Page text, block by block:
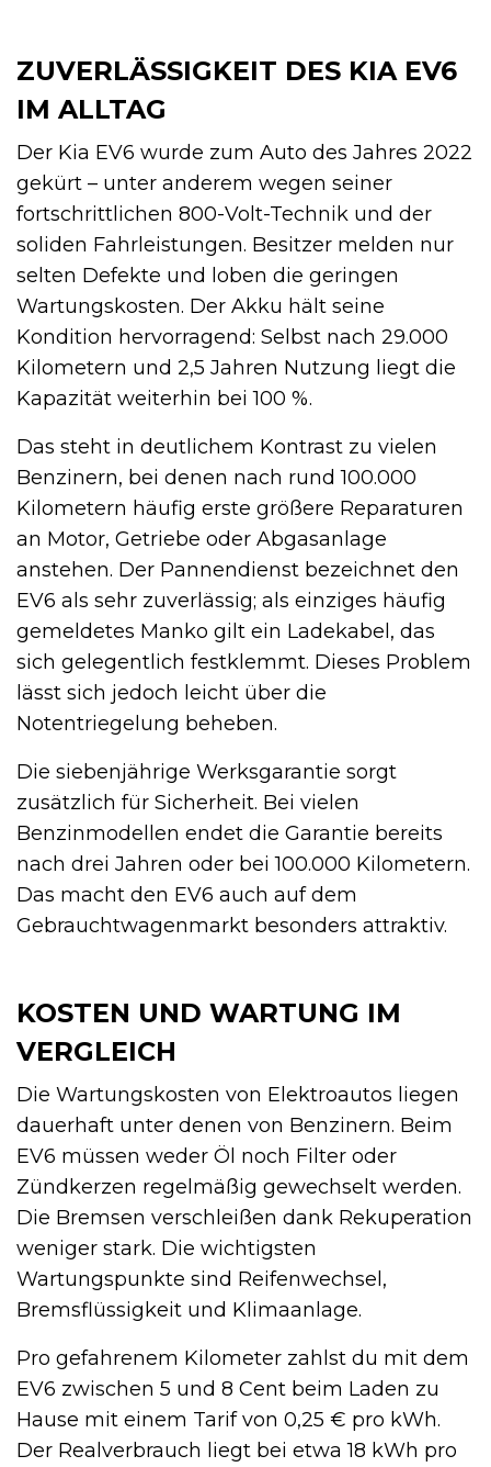
ZUVERLÄSSIGKEIT DES KIA EV6
IM ALLTAG
Der Kia EV6 wurde zum Auto des Jahres 2022
gekürt – unter anderem wegen seiner
fortschrittlichen 800-Volt-Technik und der
soliden Fahrleistungen. Besitzer melden nur
selten Defekte und loben die geringen
Wartungskosten. Der Akku hält seine
Kondition hervorragend: Selbst nach 29.000
Kilometern und 2,5 Jahren Nutzung liegt die
Kapazität weiterhin bei 100 %.
Das steht in deutlichem Kontrast zu vielen
Benzinern, bei denen nach rund 100.000
Kilometern häufig erste größere Reparaturen
an Motor, Getriebe oder Abgasanlage
anstehen. Der Pannendienst bezeichnet den
EV6 als sehr zuverlässig; als einziges häufig
gemeldetes Manko gilt ein Ladekabel, das
sich gelegentlich festklemmt. Dieses Problem
lässt sich jedoch leicht über die
Notentriegelung beheben.
Die siebenjährige Werksgarantie sorgt
zusätzlich für Sicherheit. Bei vielen
Benzinmodellen endet die Garantie bereits
nach drei Jahren oder bei 100.000 Kilometern.
Das macht den EV6 auch auf dem
Gebrauchtwagenmarkt besonders attraktiv.
KOSTEN UND WARTUNG IM
VERGLEICH
Die Wartungskosten von Elektroautos liegen
dauerhaft unter denen von Benzinern. Beim
EV6 müssen weder Öl noch Filter oder
Zündkerzen regelmäßig gewechselt werden.
Die Bremsen verschleißen dank Rekuperation
weniger stark. Die wichtigsten
Wartungspunkte sind Reifenwechsel,
Bremsflüssigkeit und Klimaanlage.
Pro gefahrenem Kilometer zahlst du mit dem
EV6 zwischen 5 und 8 Cent beim Laden zu
Hause mit einem Tarif von 0,25 € pro kWh.
Der Realverbrauch liegt bei etwa 18 kWh pro